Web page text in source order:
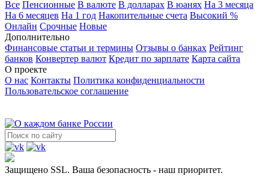
Все Пенсионные В валюте В долларах В юанях На 3 месяца
На 6 месяцев На 1 год Накопительные счета Высокий %
Онлайн Срочные Новые
Дополнительно
Финансовые статьи и термины Отзывы о банках Рейтинг
банков Конвертер валют Кредит по зарплате Карта сайта
О проекте
О нас Контакты Политика конфиденциальности
Пользовательское соглашение
Защищено SSL. Ваша безопасность - наш приоритет.